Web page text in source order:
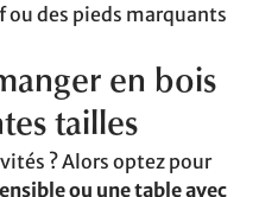
ou des pieds marquants
en bois
tailles
? Alors optez pour
ou une table avec